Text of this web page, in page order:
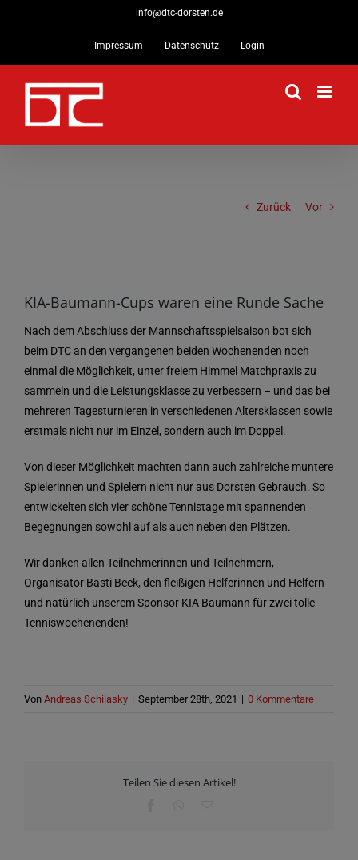
Inhalt
info@dtc-dorsten.de
Impressum Datenschutz Login
Zurück Vor
grösseres
KIA-Baumann-Cups waren eine Runde Sache
Nach dem Abschluss der Mannschaftsspielsaison bot sich
beim DTC an den vergangenen beiden Wochenenden noch
einmal die Möglichkeit, unter freiem Himmel Matchpraxis zu
sammeln und die Leistungsklasse zu verbessern – und das bei
mehreren Tagesturnieren in verschiedenen Altersklassen sowie
erstmals nicht nur im Einzel, sondern auch im Doppel.
Von dieser Möglichkeit machten dann auch zahlreiche muntere
Spielerinnen und Spielern nicht nur aus Dorsten Gebrauch. So
entwickelten sich vier schöne Tennistage mit spannenden
Begegnungen sowohl auf als auch neben den Plätzen.
Wir danken allen Teilnehmerinnen und Teilnehmern,
Organisator Basti Beck, den fleißigen Helferinnen und Helfern
und natürlich unserem Sponsor KIA Baumann für zwei tolle
Tenniswochenenden!
Von Andreas Schilasky | September 28th, 2021 | 0 Kommentare
Teilen Sie diesen Artikel!